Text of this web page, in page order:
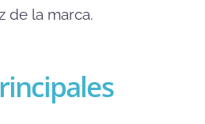
de la marca.